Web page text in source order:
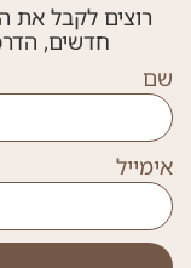
רוצים לקבל את
חדשים,
שם
אימייל